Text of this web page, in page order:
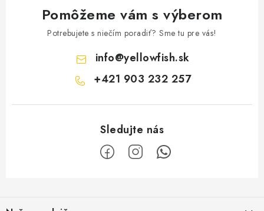
Pomôžeme vám s výberom
Potrebujete s niečím poradiť? Sme tu pre vás!
info@yellowfish.sk
+421 903 232 257